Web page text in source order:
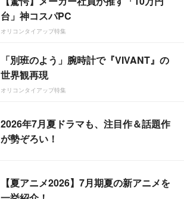
台」神コスパPC
オリコンタイアップ特集
「別班のよう」腕時計で『VIVANT』の
世界観再現
オリコンタイアップ特集
2026年7月夏ドラマも、注目作＆話題作
が勢ぞろい！
【夏アニメ2026】7月期夏の新アニメを